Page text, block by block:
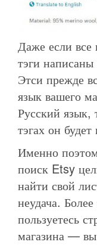
Даже если все
тэги
Этси прежде
язык вашего
Русский язык,
тэгах он
Именно
поиск Etsy
найти свой
неудача.
пользуетесь
магазина — вы